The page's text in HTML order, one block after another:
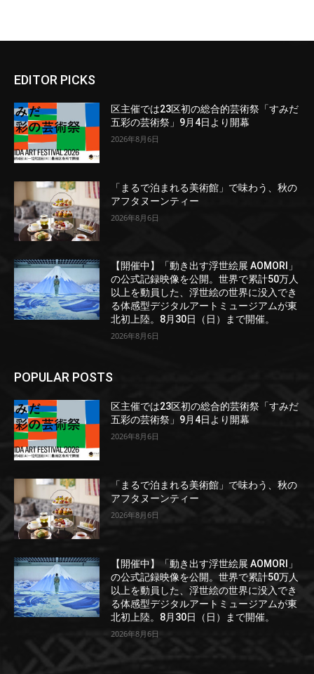
EDITOR PICKS
区主催では23区初の総合的芸術祭「すみだ
五彩の芸術祭」9月4日より開幕
2026年8月6日
「まるで泊まれる美術館」で味わう、秋の
アフタヌーンティー
2026年8月6日
【開催中】「動き出す浮世絵展 AOMORI」
の公式記録映像を公開。世界で累計50万人
以上を動員した、浮世絵の世界に没入でき
る体感型デジタルアートミュージアムが東
北初上陸。8月30日（日）まで開催。
2026年8月6日
POPULAR POSTS
区主催では23区初の総合的芸術祭「すみだ
五彩の芸術祭」9月4日より開幕
2026年8月6日
「まるで泊まれる美術館」で味わう、秋の
アフタヌーンティー
2026年8月6日
【開催中】「動き出す浮世絵展 AOMORI」
の公式記録映像を公開。世界で累計50万人
以上を動員した、浮世絵の世界に没入でき
る体感型デジタルアートミュージアムが東
北初上陸。8月30日（日）まで開催。
2026年8月6日